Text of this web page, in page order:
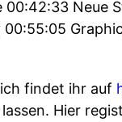
Neue
findet ihr auf
Hier